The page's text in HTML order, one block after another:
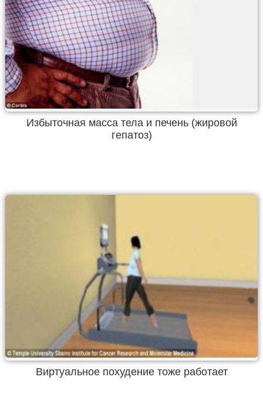
Избыточная масса тела и печень (жировой
гепатоз)
Виртуальное похудение тоже работает